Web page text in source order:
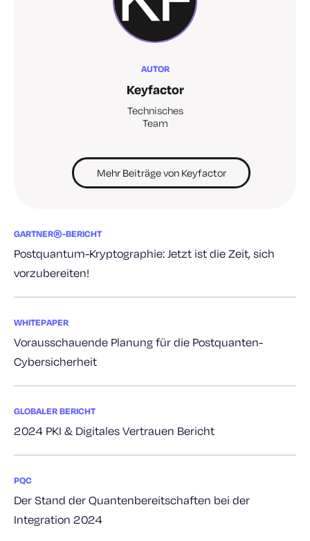
AUTOR
Keyfactor
Technisches
Team
Mehr Beiträge von Keyfactor
GARTNER®-BERICHT
Postquantum-Kryptographie: Jetzt ist die Zeit, sich
vorzubereiten!
WHITEPAPER
Vorausschauende Planung für die Postquanten-
Cybersicherheit
GLOBALER BERICHT
2024 PKI & Digitales Vertrauen Bericht
PQC
Der Stand der Quantenbereitschaften bei der
Integration 2024